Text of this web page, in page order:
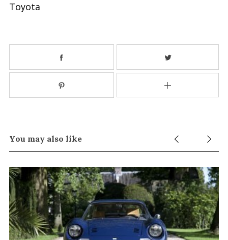
Toyota
You may also like
S
e
a
r